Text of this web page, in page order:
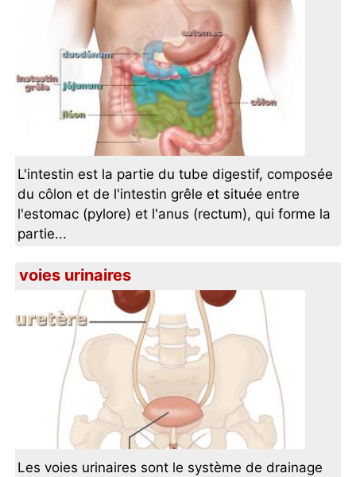
L'intestin est la partie du tube digestif, composée
du côlon et de l'intestin grêle et située entre
l'estomac (pylore) et l'anus (rectum), qui forme la
partie...
voies urinaires
Les voies urinaires sont le système de drainage